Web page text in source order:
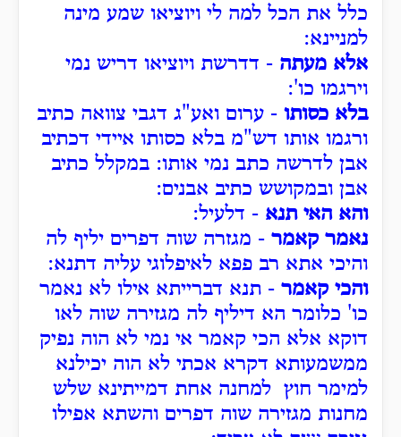
כלל את הכל למה לי ויוציאו שמע מינה
למניינא:
אלא מעתה - דדרשת ויוציאו דריש נמי
וירגמו כו':
בלא כסותו - ערום ואע"ג דגבי צוואה כתיב
ורגמו אותו דש"מ בלא כסותו איידי דכתיב
אבן לדרשה כתב נמי אותו: במקלל כתיב
אבן ובמקושש כתיב אבנים:
והא האי תנא - דלעיל:
נאמר קאמר - מגזרה שוה דפרים יליף לה
והיכי אתא רב פפא לאיפלוגי עליה דתנא:
והכי קאמר - תנא דברייתא אילו לא נאמר
כו' כלומר הא דיליף לה מגזירה שוה לאו
דוקא אלא הכי קאמר אי נמי לא הוה נפיק
ממשמעותא דקרא אכתי לא הוה יכילנא
למימר חוץ למחנה אחת דמייתינא שלש
מחנות מגזירה שוה דפרים והשתא אפילו